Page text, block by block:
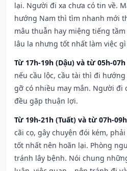
lại. Người đi xa chưa có tin về.
hướng Nam thì tìm nhanh mới
mâu thuẫn hay miệng tiếng
lâu la nhưng tốt nhất làm việc
Từ 17h-19h (Dậu) và từ 05h-
nếu cầu lộc, cầu tài thì đi
gỡ có nhiều may mắn. Người đi
đều gặp thuận lợi.
Từ 19h-21h (Tuất) và từ 07h-
cãi cọ, gây chuyện đói kém,
tốt nhất nên hoãn lại. Phòng
tránh lây bệnh. Nói chung